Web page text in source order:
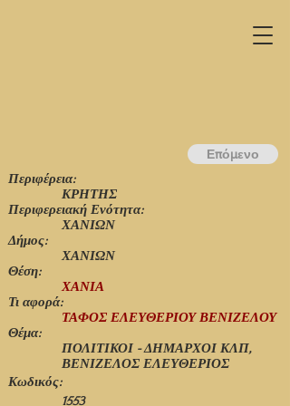
Περιφέρεια:
ΧΑΝΙΩΝ
ΚΡΗΤΗΣ
Περιφερειακή Ενότητα:
ΧΑΝΙΩΝ
Δήμος:
Θέση:
ΧΑΝΙΑ
Τι αφορά:
ΤΑΦΟΣ ΕΛΕΥΘΕΡΙΟΥ ΒΕΝΙΖΕΛΟΥ
Θέμα:
ΠΟΛΙΤΙΚΟΙ - ΔΗΜΑΡΧΟΙ ΚΛΠ,
ΒΕΝΙΖΕΛΟΣ ΕΛΕΥΘΕΡΙΟΣ
Κωδικός:
1553
Επόμενο